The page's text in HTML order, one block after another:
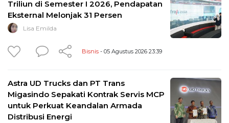
Triliun di Semester I 2026, Pendapatan
Eksternal Melonjak 31 Persen
Lisa Emilda
Bisnis - 05 Agustus 2026 23:39
Astra UD Trucks dan PT Trans
Migasindo Sepakati Kontrak Servis MCP
untuk Perkuat Keandalan Armada
Distribusi Energi